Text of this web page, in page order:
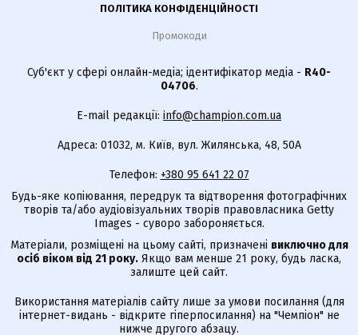
ПОЛІТИКА КОНФІДЕНЦІЙНОСТІ
Промокоди
Суб'єкт у сфері онлайн-медіа; ідентифікатор медіа - R40-
04706.
E-mail редакції: info@champion.com.ua
Адреса: 01032, м. Київ, вул. Жилянська, 48, 50А
Телефон: +380 95 641 22 07
Будь-яке копіювання, передрук та відтворення фотографічних
творів та/або аудіовізуальних творів правовласника Getty
Images - суворо забороняється.
Матеріали, розміщені на цьому сайті, призначені виключно для
осіб віком від 21 року. Якщо вам менше 21 року, будь ласка,
залиште цей сайт.
Використання матеріалів сайту лише за умови посилання (для
інтернет-видань - відкрите гіперпосилання) на "Чемпіон" не
нижче другого абзацу.